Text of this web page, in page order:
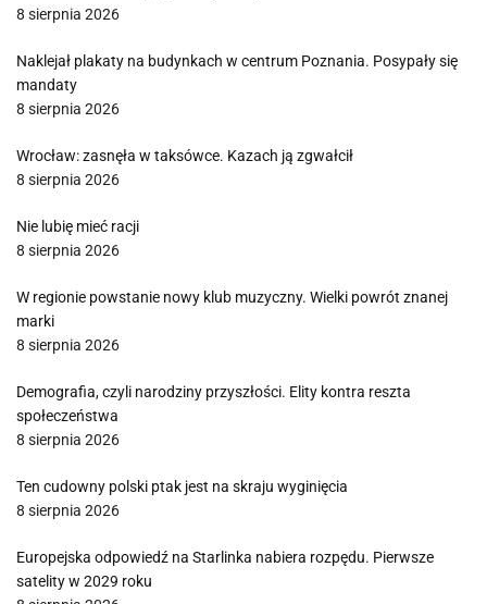
8 sierpnia 2026
Naklejał plakaty na budynkach w centrum Poznania. Posypały się
mandaty
8 sierpnia 2026
Wrocław: zasnęła w taksówce. Kazach ją zgwałcił
8 sierpnia 2026
Nie lubię mieć racji
8 sierpnia 2026
W regionie powstanie nowy klub muzyczny. Wielki powrót znanej
marki
8 sierpnia 2026
Demografia, czyli narodziny przyszłości. Elity kontra reszta
społeczeństwa
8 sierpnia 2026
Ten cudowny polski ptak jest na skraju wyginięcia
8 sierpnia 2026
Europejska odpowiedź na Starlinka nabiera rozpędu. Pierwsze
satelity w 2029 roku